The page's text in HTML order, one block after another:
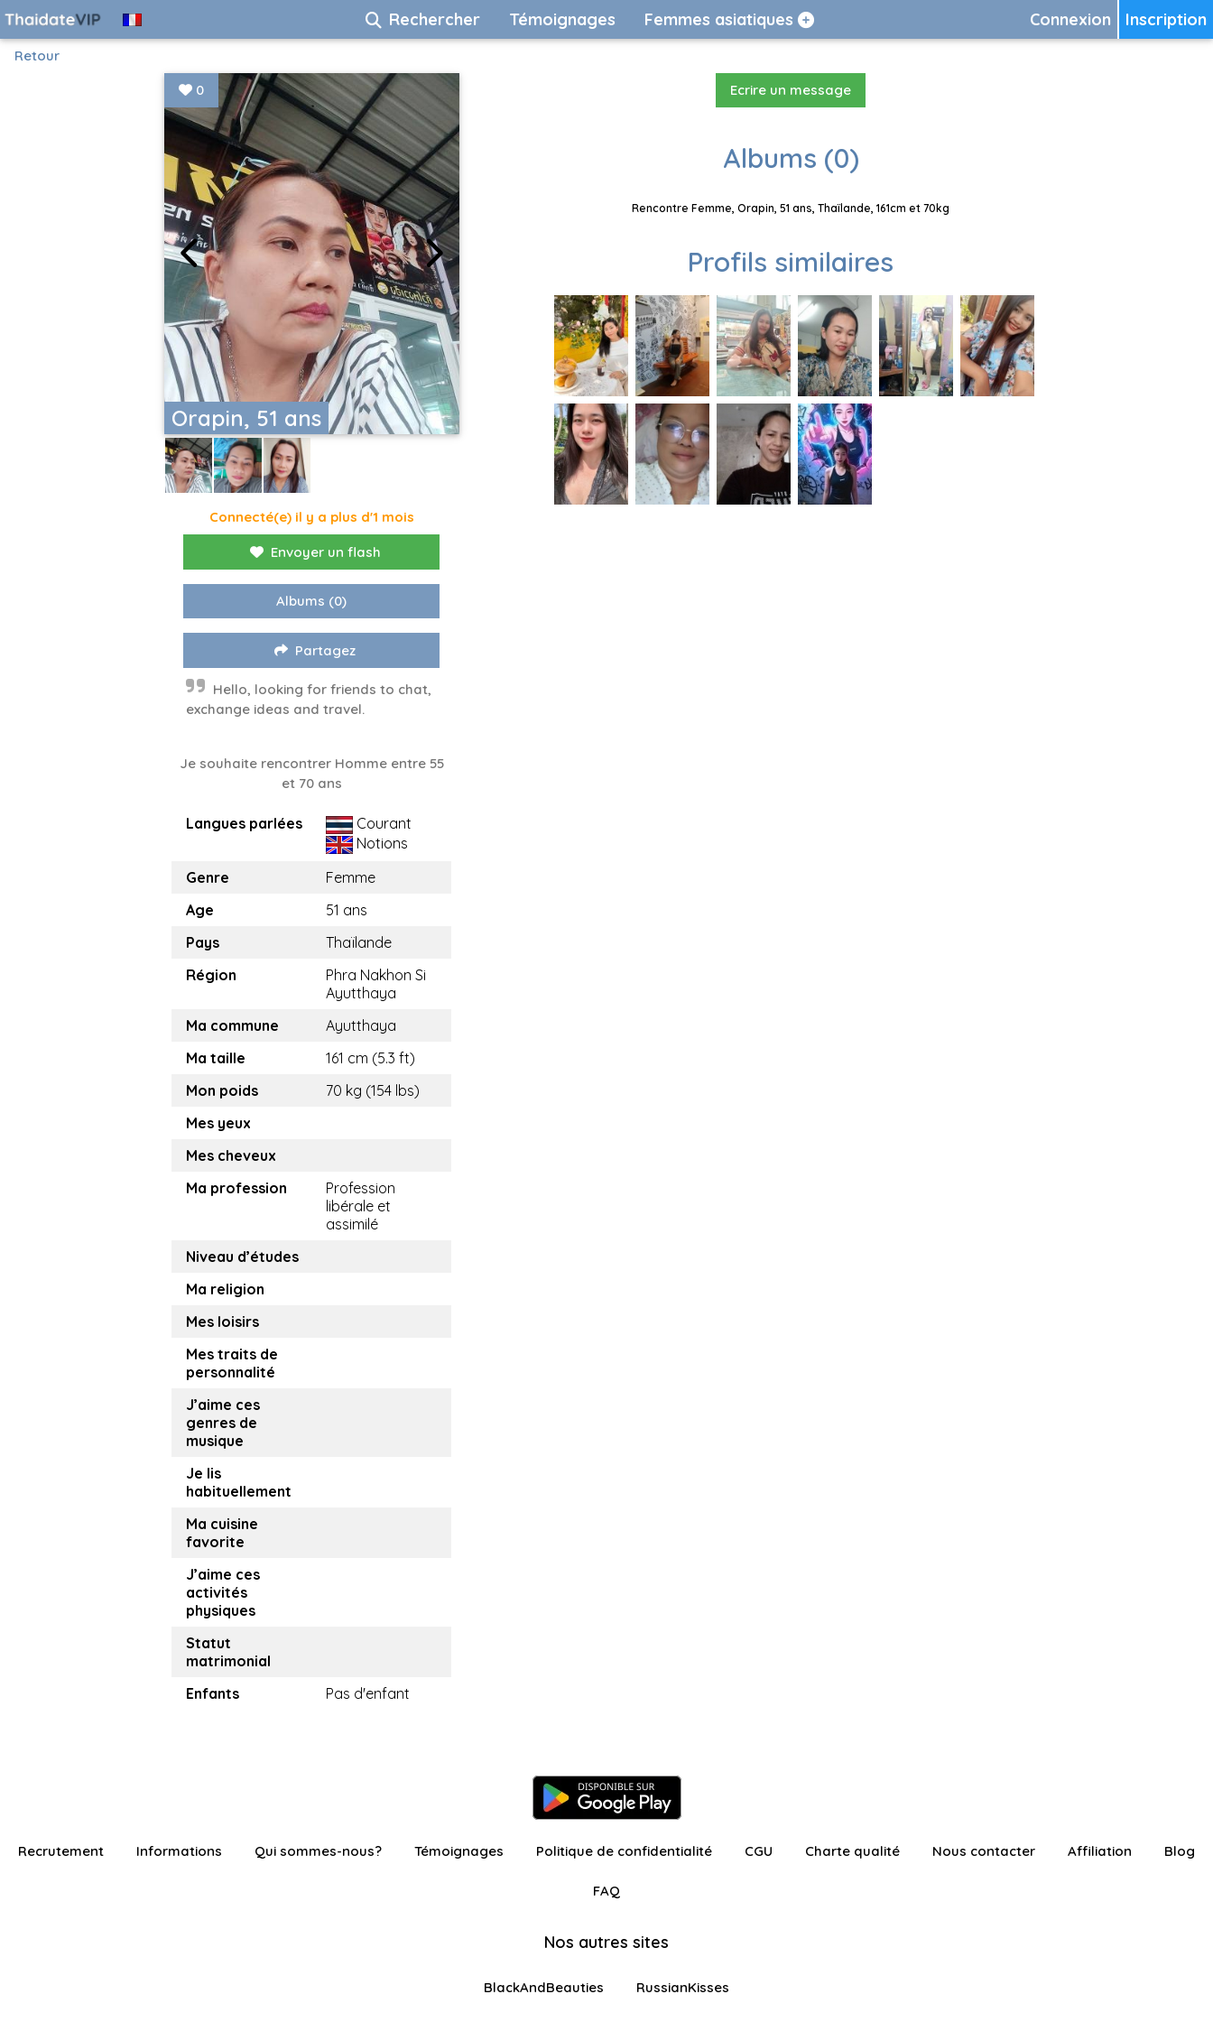
Inscription
Connexion
Rechercher Témoignages Femmes asiatiques
Retour
Orapin, 51 ans
0
Connecté(e) il y a plus d'1 mois
Envoyer un flash
Albums (0)
Partagez
Hello, looking for friends to chat,
exchange ideas and travel.
Je souhaite rencontrer Homme entre 55
et 70 ans
Langues parlées
Courant
Notions
Genre
Femme
Age
51 ans
Pays
Thaïlande
Région
Phra Nakhon Si
Ayutthaya
Ma commune
Ayutthaya
Ma taille
161 cm (5.3 ft)
Mon poids
70 kg (154 lbs)
Mes yeux
Mes cheveux
Ma profession
Profession
libérale et
assimilé
Niveau d’études
Ma religion
Mes loisirs
Mes traits de
personnalité
J’aime ces
genres de
musique
Je lis
habituellement
Ma cuisine
favorite
J’aime ces
activités
physiques
Statut
matrimonial
Enfants
Pas d'enfant
Ecrire un message
Albums (0)
Rencontre Femme, Orapin, 51 ans, Thaïlande, 161cm et 70kg
Profils similaires
Recrutement Informations Qui sommes-nous? Témoignages Politique de confidentialité CGU Charte qualité Nous contacter Affiliation Blog
FAQ
Nos autres sites
BlackAndBeauties RussianKisses